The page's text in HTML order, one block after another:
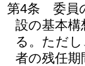
第4条
委員
設の基本
る。 ただ
者の残任